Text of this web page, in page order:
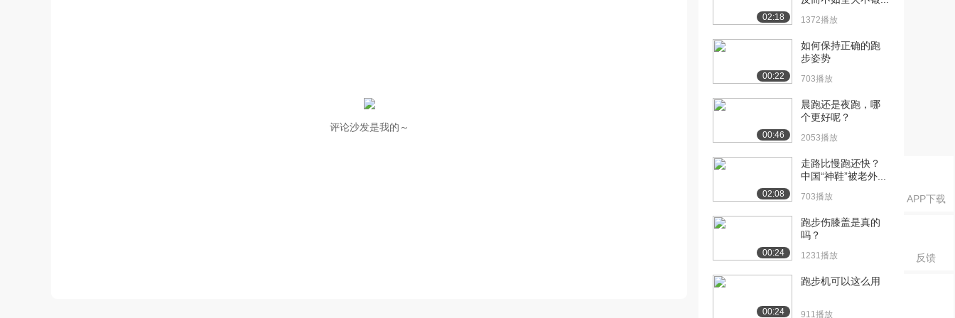
APP下载
反馈
评论沙发是我的～
02:18 1372播放
00:22
如何保持正确的跑
步姿势
703播放
00:46
晨跑还是夜跑，哪
个更好呢？
2053播放
02:08
走路比慢跑还快？
中国“神鞋”被老外...
703播放
00:24
跑步伤膝盖是真的
吗？
1231播放
00:24
跑步机可以这么用
911播放